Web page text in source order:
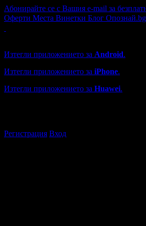
Абонирайте се с Вашия e-mail за
Оферти Места Винетки Блог Опознай.bg
Изтегли приложението за Android.
Изтегли приложението за iPhone.
Изтегли приложението за Huawei.
Регистрация Вход